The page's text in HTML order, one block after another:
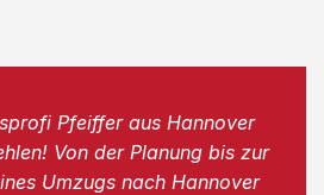
Pfeiffer aus Hannover
Von der Planung bis zur
Umzugs nach Hannover